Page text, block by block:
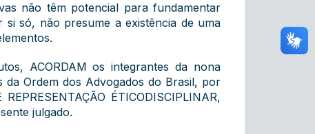
não têm potencial para fundamentar
si só, não presume a existência de uma
ACORDAM os integrantes da nona
da Ordem dos Advogados do Brasil, por
ÉTICODISCIPLINAR,
julgado.